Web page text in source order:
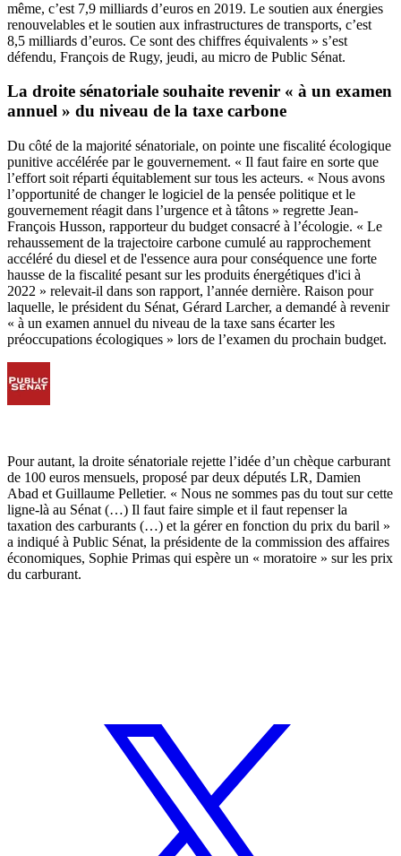
même, c’est 7,9 milliards d’euros en 2019. Le soutien aux énergies
renouvelables et le soutien aux infrastructures de transports, c’est
8,5 milliards d’euros. Ce sont des chiffres équivalents » s’est
défendu, François de Rugy, jeudi, au micro de Public Sénat.
La droite sénatoriale souhaite revenir « à un examen
annuel » du niveau de la taxe carbone
Du côté de la majorité sénatoriale, on pointe une fiscalité écologique
punitive accélérée par le gouvernement. « Il faut faire en sorte que
l’effort soit réparti équitablement sur tous les acteurs. « Nous avons
l’opportunité de changer le logiciel de la pensée politique et le
gouvernement réagit dans l’urgence et à tâtons » regrette Jean-
François Husson, rapporteur du budget consacré à l’écologie. « Le
rehaussement de la trajectoire carbone cumulé au rapprochement
accéléré du diesel et de l'essence aura pour conséquence une forte
hausse de la fiscalité pesant sur les produits énergétiques d'ici à
2022 » relevait-il dans son rapport, l’année dernière. Raison pour
laquelle, le président du Sénat, Gérard Larcher, a demandé à revenir
« à un examen annuel du niveau de la taxe sans écarter les
préoccupations écologiques » lors de l’examen du prochain budget.
Pour autant, la droite sénatoriale rejette l’idée d’un chèque carburant
de 100 euros mensuels, proposé par deux députés LR, Damien
Abad et Guillaume Pelletier. « Nous ne sommes pas du tout sur cette
ligne-là au Sénat (…) Il faut faire simple et il faut repenser la
taxation des carburants (…) et la gérer en fonction du prix du baril »
a indiqué à Public Sénat, la présidente de la commission des affaires
économiques, Sophie Primas qui espère un « moratoire » sur les prix
du carburant.